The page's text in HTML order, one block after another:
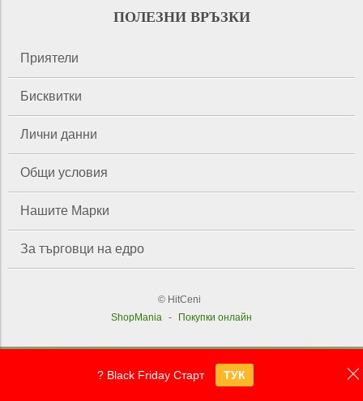
ПОЛЕЗНИ ВРЪЗКИ
Приятели
Бисквитки
Лични данни
Общи условия
Нашите Марки
За търговци на едро
© HitCeni
ShopMania - Покупки онлайн
? Black Friday Старт ТУК